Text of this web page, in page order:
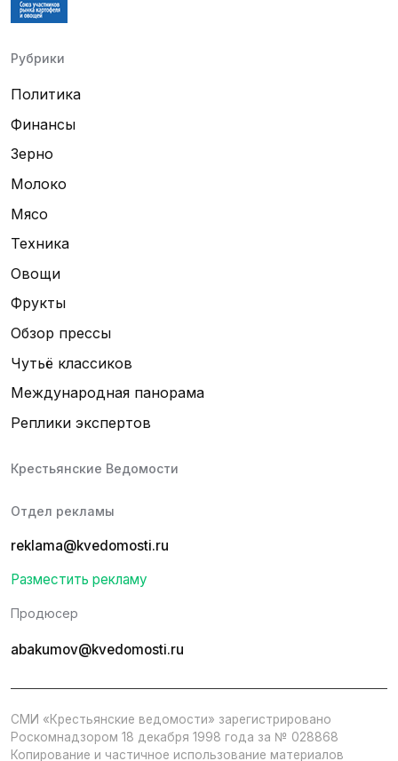
Рубрики
Политика
Финансы
Зерно
Молоко
Мясо
Техника
Овощи
Фрукты
Обзор прессы
Чутьё классиков
Международная панорама
Реплики экспертов
Крестьянские Ведомости
Отдел рекламы
reklama@kvedomosti.ru
Разместить рекламу
Продюсер
abakumov@kvedomosti.ru
СМИ «Крестьянские ведомости» зарегистрировано
Роскомнадзором 18 декабря 1998 года за № 028868
Копирование и частичное использование материалов